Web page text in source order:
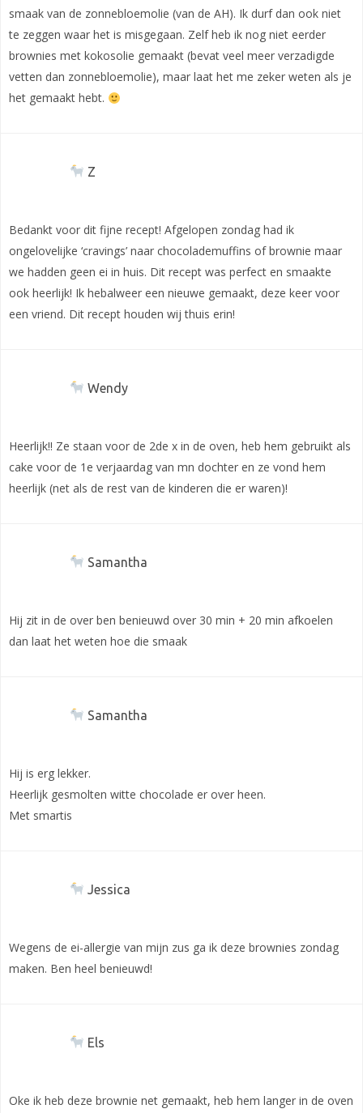
smaak van de zonnebloemolie (van de AH). Ik durf dan ook niet
te zeggen waar het is misgegaan. Zelf heb ik nog niet eerder
brownies met kokosolie gemaakt (bevat veel meer verzadigde
vetten dan zonnebloemolie), maar laat het me zeker weten als je
het gemaakt hebt.
Z
Bedankt voor dit fijne recept! Afgelopen zondag had ik
ongelovelijke ‘cravings’ naar chocolademuffins of brownie maar
we hadden geen ei in huis. Dit recept was perfect en smaakte
ook heerlijk! Ik hebalweer een nieuwe gemaakt, deze keer voor
een vriend. Dit recept houden wij thuis erin!
Wendy
Heerlijk!! Ze staan voor de 2de x in de oven, heb hem gebruikt als
cake voor de 1e verjaardag van mn dochter en ze vond hem
heerlijk (net als de rest van de kinderen die er waren)!
Samantha
Hij zit in de over ben benieuwd over 30 min + 20 min afkoelen
dan laat het weten hoe die smaak
Samantha
Hij is erg lekker.
Heerlijk gesmolten witte chocolade er over heen.
Met smartis
Jessica
Wegens de ei-allergie van mijn zus ga ik deze brownies zondag
maken. Ben heel benieuwd!
Els
Oke ik heb deze brownie net gemaakt, heb hem langer in de oven